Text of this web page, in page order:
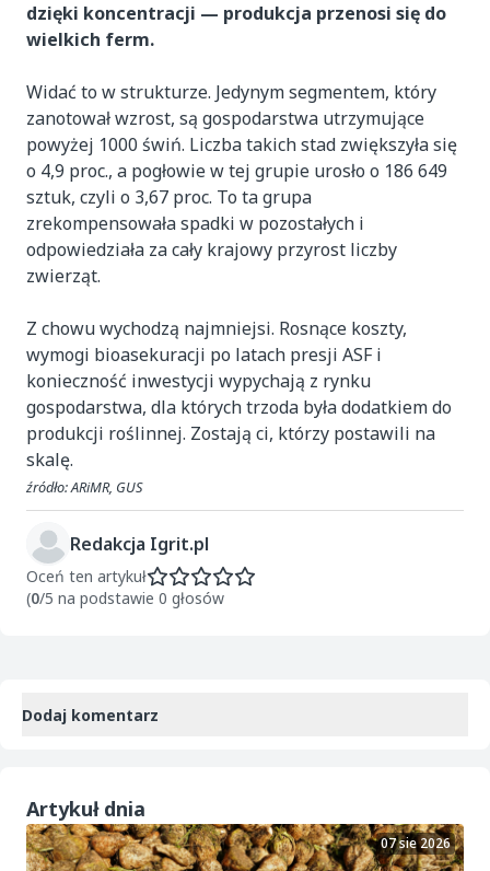
dzięki koncentracji — produkcja przenosi się do
wielkich ferm.
Widać to w strukturze. Jedynym segmentem, który
zanotował wzrost, są gospodarstwa utrzymujące
powyżej 1000 świń. Liczba takich stad zwiększyła się
o 4,9 proc., a pogłowie w tej grupie urosło o 186 649
sztuk, czyli o 3,67 proc. To ta grupa
zrekompensowała spadki w pozostałych i
odpowiedziała za cały krajowy przyrost liczby
zwierząt.
Z chowu wychodzą najmniejsi. Rosnące koszty,
wymogi bioasekuracji po latach presji ASF i
konieczność inwestycji wypychają z rynku
gospodarstwa, dla których trzoda była dodatkiem do
produkcji roślinnej. Zostają ci, którzy postawili na
skalę.
źródło: ARiMR, GUS
Redakcja Igrit.pl
Oceń ten artykuł
(0/5 na podstawie 0 głosów
Dodaj komentarz
Artykuł dnia
07 sie 2026